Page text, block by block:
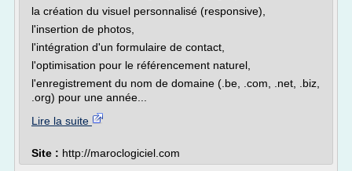
la création du visuel personnalisé (responsive),
l'insertion de photos,
l'intégration d'un formulaire de contact,
l'optimisation pour le référencement naturel,
l'enregistrement du nom de domaine (.be, .com, .net, .biz,
.org) pour une année...
Lire la suite
Site : http://maroclogiciel.com